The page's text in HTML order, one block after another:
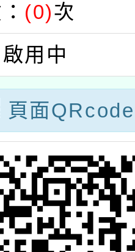
(0)次
用中
頁面QRcode